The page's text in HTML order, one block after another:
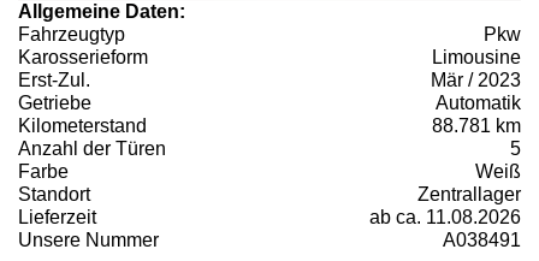
Allgemeine Daten:
Fahrzeugtyp
Pkw
Karosserieform
Limousine
Erst-Zul.
Mär / 2023
Getriebe
Automatik
Kilometerstand
88.781 km
Anzahl der Türen
5
Farbe
Weiß
Standort
Zentrallager
Lieferzeit
ab ca. 11.08.2026
Unsere Nummer
A038491